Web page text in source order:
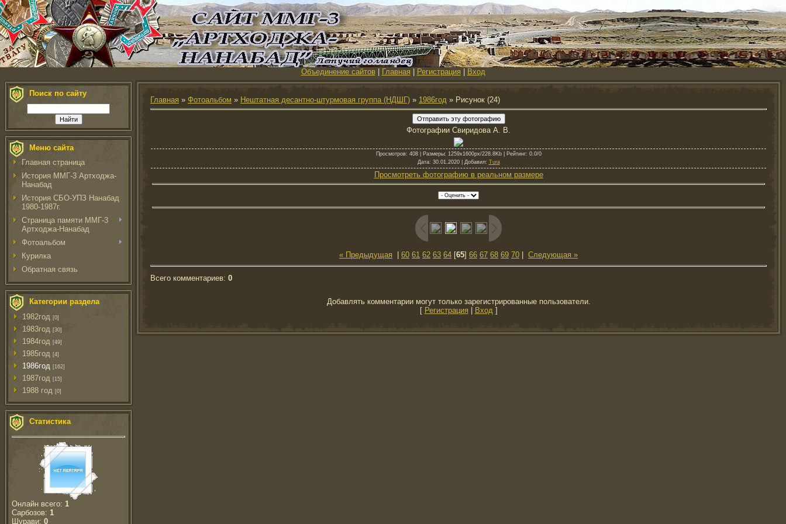
Объединение сайтов| Главная Регистрация Вход
Поиск по сайту
Меню сайта
Главная страница
История ММГ-3 Артходжа-
Нанабад
История СБО-УПЗ Нанабад
1980-1987г.
Страница памяти ММГ-3
Артходжа-Нанабад
Фотоальбом
Курилка
Обратная связь
Категории раздела
1982год [0]
1983год [30]
1984год [49]
1985год [4]
1986год [162]
1987год [15]
1988 год [0]
Статистика
Онлайн всего: 1
Сарбозов: 1
Шурави: 0
Главная » Фотоальбом » Нештатная десантно-штурмовая группа (НДШГ) » 1986год » Рисунок (24)
Фотографии Свиридова А. В.
Просмотров: 408 | Размеры: 1259x1600px/228.8Kb | Рейтинг: 0.0/0
Дата: 30.01.2020 | Добавил: Tura
Просмотреть фотографию в реальном размере
« Предыдущая 60 61 62 63 64 [65] 66 67 68 69 70 Следующая »
Всего комментариев: 0
Добавлять комментарии могут только зарегистрированные пользователи.
[ Регистрация | Вход ]